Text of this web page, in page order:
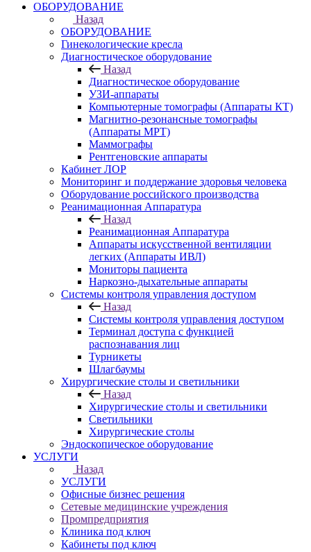
ОБОРУДОВАНИЕ
Назад
ОБОРУДОВАНИЕ
Гинекологические кресла
Диагностическое оборудование
Назад
Диагностическое оборудование
УЗИ-аппараты
Компьютерные томографы (Аппараты КТ)
Магнитно-резонансные томографы
(Аппараты МРТ)
Маммографы
Рентгеновские аппараты
Кабинет ЛОР
Мониторинг и поддержание здоровья человека
Оборудование российского производства
Реанимационная Аппаратура
Назад
Реанимационная Аппаратура
Аппараты искусственной вентиляции
легких (Аппараты ИВЛ)
Мониторы пациента
Наркозно-дыхательные аппараты
Системы контроля управления доступом
Назад
Системы контроля управления доступом
Терминал доступа с функцией
распознавания лиц
Турникеты
Шлагбаумы
Хирургические столы и светильники
Назад
Хирургические столы и светильники
Светильники
Хирургические столы
Эндоскопическое оборудование
УСЛУГИ
Назад
УСЛУГИ
Офисные бизнес решения
Сетевые медицинские учреждения
Промпредприятия
Клиника под ключ
Кабинеты под ключ